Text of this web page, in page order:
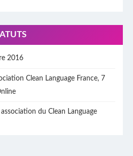
2016
Clean Language France, 7
du Clean Language